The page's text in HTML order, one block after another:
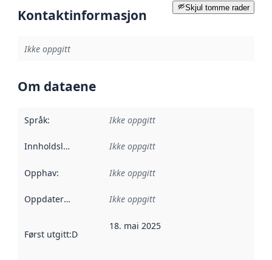
Skjul tomme rader
Kontaktinformasjon
Ikke oppgitt
Om dataene
Språk: Ikke oppgitt
Innholdsleverandører :
Ikke oppgitt
Opphav: Ikke oppgitt
Oppdateringsfrekvens :
Ikke oppgitt
Først utgitt:Denne datoen sier når dataene i dette
18. mai 2025